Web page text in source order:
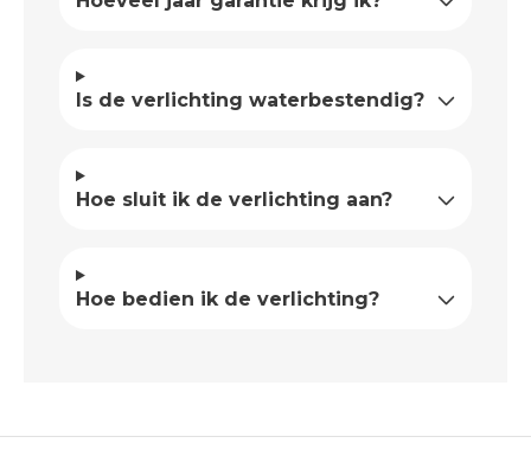
Is de verlichting waterbestendig?
Hoe sluit ik de verlichting aan?
Hoe bedien ik de verlichting?